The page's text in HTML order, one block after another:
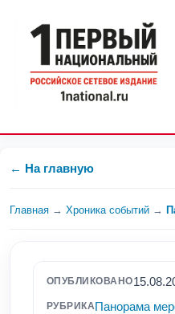
← На главную
Главная → Хроника событий →
ОПУБЛИКОВАНО
РУБРИКАПанорама